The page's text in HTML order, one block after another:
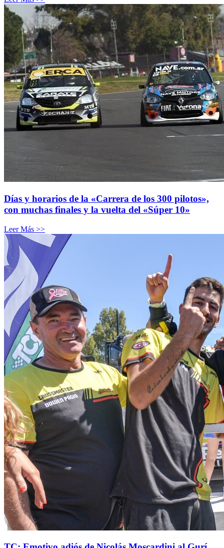
Días y horarios de la «Carrera de los 300 pilotos»,
con muchas finales y la vuelta del «Súper 10»
Leer Más >>